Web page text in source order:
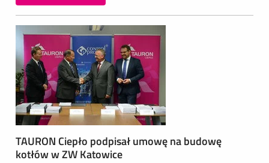
TAURON Ciepło podpisał umowę na budowę
kotłów w ZW Katowice